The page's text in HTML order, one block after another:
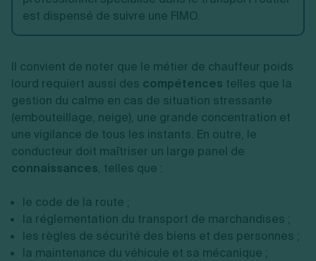
est dispensé de suivre une FIMO.
Il convient de noter que le métier de chauffeur poids
lourd requiert aussi des compétences telles que la
gestion du calme en cas de situation stressante
(embouteillage, neige), une grande concentration et
une vigilance de tous les instants. En outre, le
conducteur doit maîtriser un large panel de
connaissances, telles que :
le code de la route ;
la réglementation du transport de marchandises ;
les règles de sécurité des biens et des personnes ;
la maintenance du véhicule et sa mécanique ;